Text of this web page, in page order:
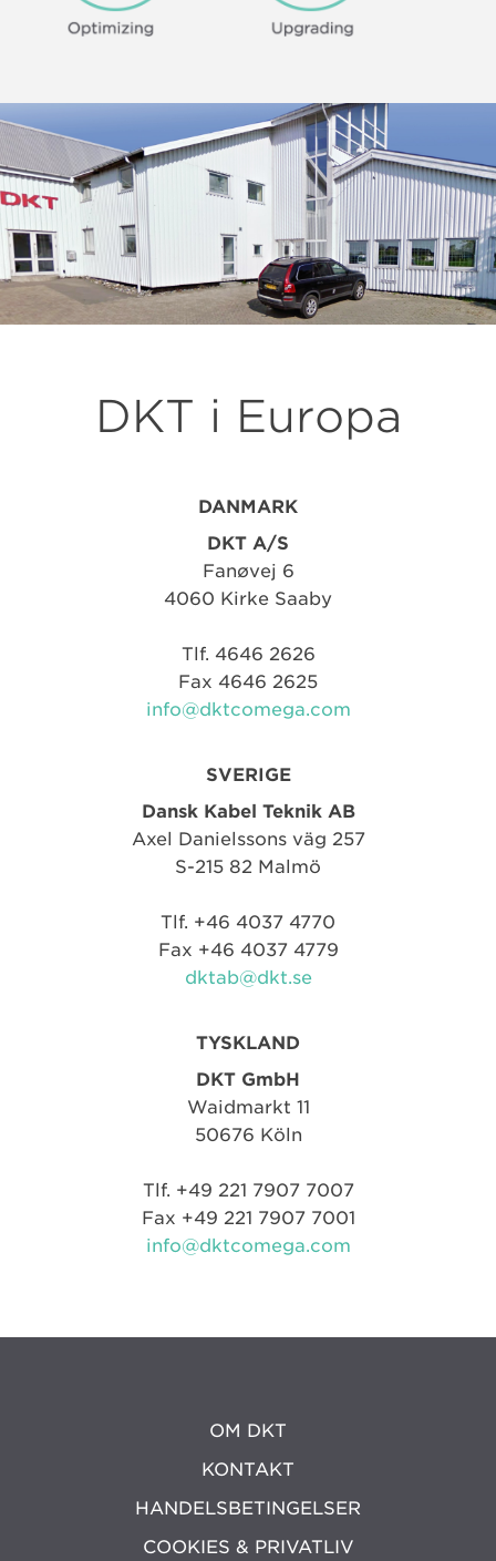
DKT i Europa
DANMARK
DKT A/S
Fanøvej 6
4060 Kirke Saaby
Tlf. 4646 2626
Fax 4646 2625
info@dktcomega.com
SVERIGE
Dansk Kabel Teknik AB
Axel Danielssons väg 257
S-215 82 Malmö
Tlf. +46 4037 4770
Fax +46 4037 4779
dktab@dkt.se
TYSKLAND
DKT GmbH
Waidmarkt 11
50676 Köln
Tlf. +49 221 7907 7007
Fax +49 221 7907 7001
info@dktcomega.com
OM DKT
KONTAKT
HANDELSBETINGELSER
COOKIES & PRIVATLIV